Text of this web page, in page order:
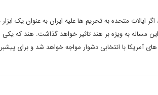
طبق پیش بینی سالانه استراتفور از اتفاقات سال ۲۰۱۹، اگر ایالات متحده به تحریم ها علیه ایران به عنوان
مساله به ویژه بر هند تاثیر خواهد گذاشت. هند که یکی
آمریکا با انتخابی دشوار مواجه خواهد شد و برای